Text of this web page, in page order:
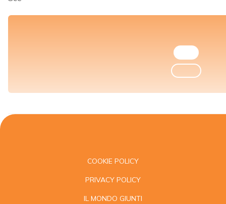
COOKIE POLICY
PRIVACY POLICY
IL MONDO GIUNTI